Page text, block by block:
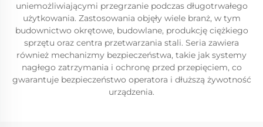
uniemożliwiającymi przegrzanie podczas długotrwałego
użytkowania. Zastosowania objęły wiele branż, w tym
budownictwo okrętowe, budowlane, produkcję ciężkiego
sprzętu oraz centra przetwarzania stali. Seria zawiera
również mechanizmy bezpieczeństwa, takie jak systemy
nagłego zatrzymania i ochronę przed przepięciem, co
gwarantuje bezpieczeństwo operatora i dłuższą żywotność
urządzenia.